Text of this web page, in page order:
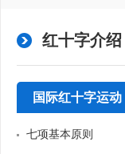
红十字介绍
国际红十字运动
七项基本原则